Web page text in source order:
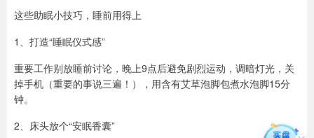
这些助眠小技巧，睡前用得上
1、打造“睡眠仪式感”
重要工作别放睡前讨论，晚上9点后避免剧烈运动，调暗灯光，关
掉手机（重要的事说三遍！），用含有艾草泡脚包煮水泡脚15分
钟。
2、床头放个“安眠香囊”